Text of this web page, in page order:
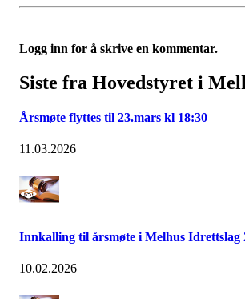
Logg inn for å skrive en kommentar.
Siste fra Hovedstyret i
Årsmøte flyttes til 23.mars kl 18:30
11.03.2026
Innkalling til årsmøte i Melhus Idrettslag
10.02.2026